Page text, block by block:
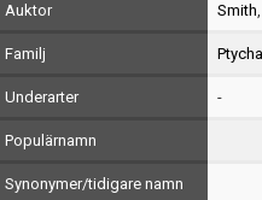
Auktor Smith,
Familj
Underarter -
Populärnamn
Synonymer/tidigare namn